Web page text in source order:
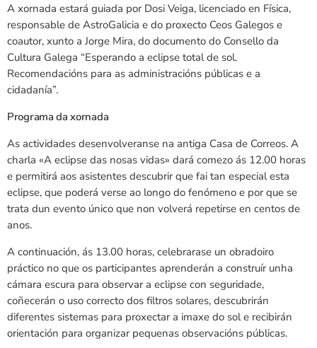
A xornada estará guiada por Dosi Veiga, licenciado en Física,
responsable de AstroGalicia e do proxecto Ceos Galegos e
coautor, xunto a Jorge Mira, do documento do Consello da
Cultura Galega “Esperando a eclipse total de sol.
Recomendacións para as administracións públicas e a
cidadanía”.
Programa da xornada
As actividades desenvolveranse na antiga Casa de Correos. A
charla «A eclipse das nosas vidas» dará comezo ás 12.00 horas
e permitirá aos asistentes descubrir que fai tan especial esta
eclipse, que poderá verse ao longo do fenómeno e por que se
trata dun evento único que non volverá repetirse en centos de
anos.
A continuación, ás 13.00 horas, celebrarase un obradoiro
práctico no que os participantes aprenderán a construír unha
cámara escura para observar a eclipse con seguridade,
coñecerán o uso correcto dos filtros solares, descubrirán
diferentes sistemas para proxectar a imaxe do sol e recibirán
orientación para organizar pequenas observacións públicas.